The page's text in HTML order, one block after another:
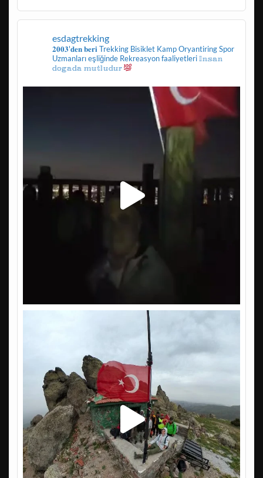
esdagtrekking
𝟐𝟎𝟎𝟑'𝐝𝐞𝐧 𝐛𝐞𝐫𝐢 TrekkingBisikletKampOryantiringSpor
Uzmanları eşliğinde Rekreasyon faaliyetleri𝕀𝕟𝕤𝕒𝕟
𝕕𝕠𝕘𝕒𝕕𝕒 𝕞𝕦𝕥𝕝𝕦𝕕𝕦𝕣